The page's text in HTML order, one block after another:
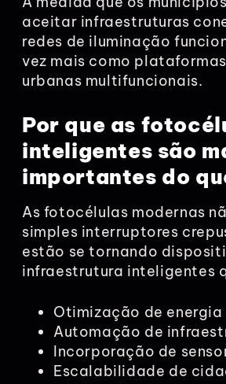
aceitar infraestruturas
redes de iluminação
vez mais como
urbanas multifuncionais.
Por que as
inteligentes são
importantes do
As fotocélulas modernas
simples interruptores
estão se tornando
infraestrutura inteligentes
Otimização de energia
Automação de
Incorporação de
Escalabilidade de